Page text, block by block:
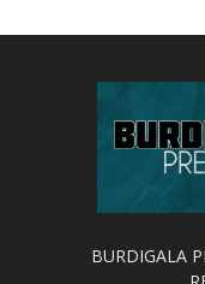
BURDIGALA